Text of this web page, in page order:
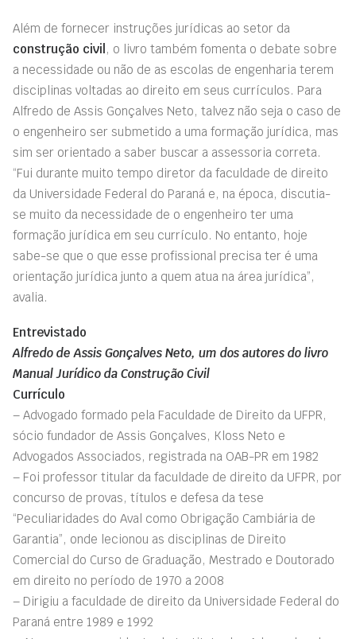
Além de fornecer instruções jurídicas ao setor da
construção civil , o livro também fomenta o debate sobre
a necessidade ou não de as escolas de engenharia terem
disciplinas voltadas ao direito em seus currículos. Para
Alfredo de Assis Gonçalves Neto, talvez não seja o caso de
o engenheiro ser submetido a uma formação jurídica, mas
sim ser orientado a saber buscar a assessoria correta.
“Fui durante muito tempo diretor da faculdade de direito
da Universidade Federal do Paraná e, na época, discutia-
se muito da necessidade de o engenheiro ter uma
formação jurídica em seu currículo. No entanto, hoje
sabe-se que o que esse profissional precisa ter é uma
orientação jurídica junto a quem atua na área jurídica”,
avalia.
Entrevistado
Alfredo de Assis Gonçalves Neto, um dos autores do livro
Manual Jurídico da Construção Civil
Currículo
– Advogado formado pela Faculdade de Direito da UFPR,
sócio fundador de Assis Gonçalves, Kloss Neto e
Advogados Associa­dos, registrada na OAB-PR em 1982
– Foi professor titular da faculdade de direito da UFPR, por
concurso de provas, títulos e defesa da tese
“Peculiaridades do Aval como Obrigação Cambiária de
Garantia”, onde lecio­nou as disciplinas de Direito
Comercial do Curso de Graduação, Mestrado e Doutorado
em direito no período de 1970 a 2008
– Dirigiu a faculdade de direito da Universidade Federal do
Paraná entre 1989 e 1992